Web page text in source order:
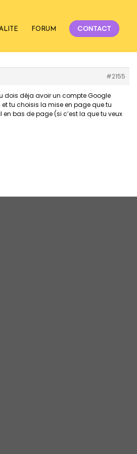
FORUM CONTACT
#2155
dois déja avoir un compte Google
tu choisis la mise en page que tu
bas de page (si c’est la que tu veux